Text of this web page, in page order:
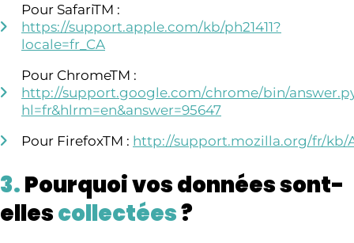
Pour SafariTM :
https://support.apple.com/kb/ph21411?
locale=fr_CA
Pour ChromeTM :
http://support.google.com/chrome/bin/
hl=fr&hlrm=en&answer=95647
Pour FirefoxTM : http://support.mozilla.org/fr/kb/
3.Pourquoi vos données sont-
ellescollectées?